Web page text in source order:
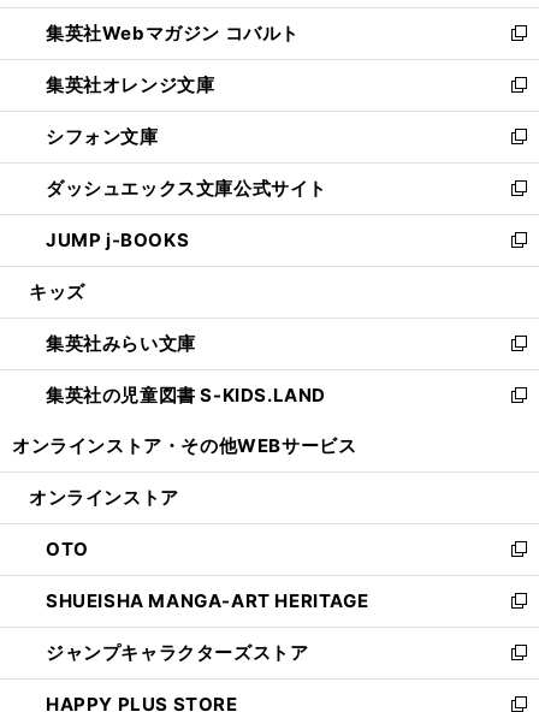
開
く
ウ
で
開
く
ン
ド
ウ
で
開
く
ウ
ィ
ン
ド
ウ
で
開
く
集英社Webマガジン コバルト
新
し
い
ウ
ィ
ン
ド
ウ
で
開
集英社オレンジ文庫
新
し
い
ウ
ィ
ン
ド
ウ
開
く
シフォン文庫
新
し
い
ウ
ィ
ン
ウ
で
開
く
ダッシュエックス文庫公式サイト
新
し
い
ウ
ン
ド
ウ
で
JUMP j-BOOKS
新
し
ウ
ィ
ン
ド
開
キッズ
集英社みらい文庫
新
し
い
ン
ウ
で
開
く
集英社の児童図書 S-KIDS.LAND
新
ウ
ン
ド
ウ
で
開
く
オンラインストア・ その他WEBサービス
オンラインストア
OTO
新
し
い
ウ
ィ
ン
ド
SHUEISHA MANGA-ART HERITAGE
新
し
い
ウ
ィ
ジャンプキャラクターズストア
新
し
HAPPY PLUS STORE